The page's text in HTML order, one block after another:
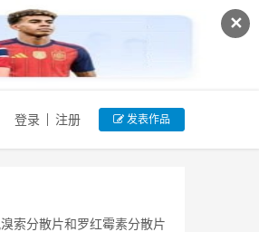
✕
登录 注册 发表作品
索分散片和罗红霉素分散片